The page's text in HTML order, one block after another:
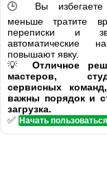
🕒 Вы избегаете
меньше тратите
переписки и
автоматические
повышают явку.
💡 Отличное
мастеров,
сервисных
важны порядок и
загрузка.
✅ Начать